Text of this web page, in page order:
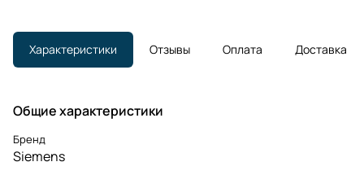
Характеристики Отзывы Оплата Доставка
Общие характеристики
Бренд
Siemens